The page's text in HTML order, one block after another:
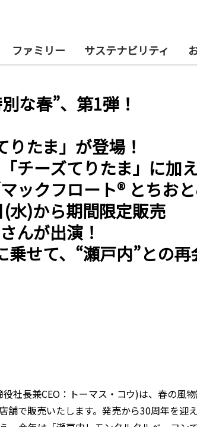
ファミリー サステナビリティ
な春”、第1弾！
りたま」が登場！
チーズてりたま」に加え
ックフロート® とちお
水)から期間限定販売
んが出演！
せて、“瀬戸内”との
社長兼CEO：トーマス・コウ)は、春の風
で販売いたします。発売から30周年を迎